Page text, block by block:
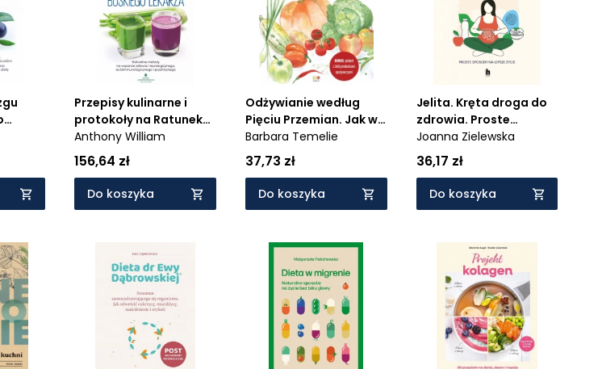
mgłę
Przepisy kulinarne i
protokoły na Ratunek
dla mózgu według
Boskiego Lekarza.
Pokonaj zapalenie
mózgu, OCD, mgłę
mózgową, objawy
depresję, wirus
Epsteina-Barr
Anthony William
156,64 zł
Do koszyka
Odżywianie według
Pięciu Przemian. Jak w
przyjemny i radosny
sposób wzmacniać
zdrowie, chęć do życia i
miłości
Barbara Temelie
37,73 zł
Do koszyka
Jelita. Kręta droga do
zdrowia. Proste
sposoby na lepsze
życie
Joanna Zielewska
36,17 zł
Do koszyka